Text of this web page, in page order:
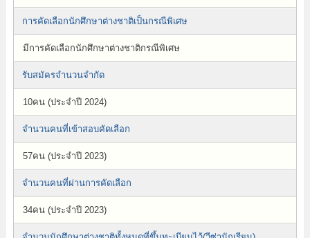
การคัดเลือกนักศึกษาต่างชาติเป็นกรณีพิเศษ
มีการคัดเลือกนักศึกษาต่างชาติกรณีพิเศษ
รับสมัครจำนวนจำกัด
10คน (ประจำปี 2024)
จำนวนคนที่เข้าสอบคัดเลือก
57คน (ประจำปี 2023)
จำนวนคนที่ผ่านการคัดเลือก
34คน (ประจำปี 2023)